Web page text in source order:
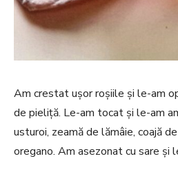
Am crestat ușor roșiile și le-am
de pieliță. Le-am tocat și le-am
usturoi, zeamă de lămâie, coajă
oregano. Am asezonat cu sare și